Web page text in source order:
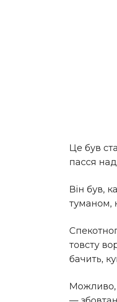
Це був
пасся над
Він був,
туманом,
товсту
бачить,
Можливо,